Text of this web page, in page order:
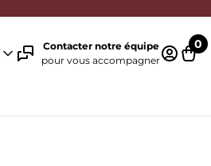
Contacter notre équipe
pour vous accompagner
0